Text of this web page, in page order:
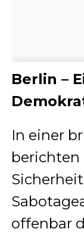
Berlin –
In einer
berichten
offenbar